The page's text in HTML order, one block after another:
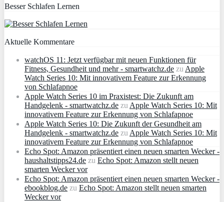
Besser Schlafen Lernen
Aktuelle Kommentare
watchOS 11: Jetzt verfügbar mit neuen Funktionen für
Fitness, Gesundheit und mehr - smartwatchz.de zu Apple
Watch Series 10: Mit innovativem Feature zur Erkennung
von Schlafapnoe
Apple Watch Series 10 im Praxistest: Die Zukunft am
Handgelenk - smartwatchz.de zu Apple Watch Series 10: Mit
innovativem Feature zur Erkennung von Schlafapnoe
Apple Watch Series 10: Die Zukunft der Gesundheit am
Handgelenk - smartwatchz.de zu Apple Watch Series 10: Mit
innovativem Feature zur Erkennung von Schlafapnoe
Echo Spot: Amazon präsentiert einen neuen smarten Wecker -
haushaltstipps24.de zu Echo Spot: Amazon stellt neuen
smarten Wecker vor
Echo Spot: Amazon präsentiert einen neuen smarten Wecker -
ebookblog.de zu Echo Spot: Amazon stellt neuen smarten
Wecker vor